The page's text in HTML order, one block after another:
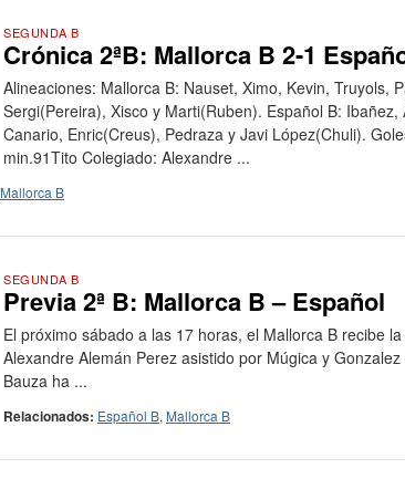
SEGUNDA B
Crónica 2ªB: Mallorca B 2-1
Alineaciones: Mallorca B: Nauset, Ximo, Kevin, Truyols,
Sergi(Pereira), Xisco y Marti(Ruben). Español B:
Canario, Enric(Creus), Pedraza y Javi López(Chuli).
min.91Tito Colegiado: Alexandre ...
Mallorca B
SEGUNDA B
Previa 2ª B: Mallorca B – Español
El próximo sábado a las 17 horas, el Mallorca B recibe
Alexandre Alemán Perez asistido por Múgica y
Bauza ha ...
Relacionados: Español B, Mallorca B